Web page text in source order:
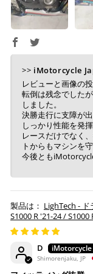
上記コンビニ
入金確認が取
店内端末にて
※ 支払期限は
り、万が一過
セルとなりま
※ 税込
せん。
※ お支払いは
銀行振込(事
ご注文時に情
お振り込みく
入金確認が取
※ お支払期限
>> iMotorcycle
レビューと画像の
転倒は残念でした
しました。
決勝走行に支障が
しっかり性能を発
レースだけでなく
トからもマシンを
今後とも
LighTech -
S1000 R '21-24 / S1000
D
Shimorenjaku, JP